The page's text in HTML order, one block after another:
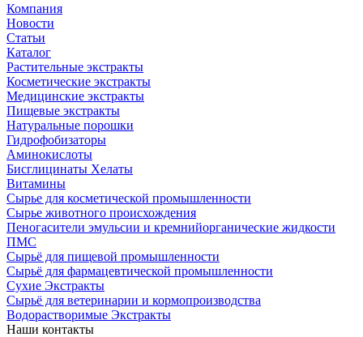
Компания
Новости
Статьи
Каталог
Растительные экстракты
Косметические экстракты
Медицинские экстракты
Пищевые экстракты
Натуральные порошки
Гидрофобизаторы
Аминокислоты
Бисглицинаты Хелаты
Витамины
Сырье для косметической промышленности
Сырье животного происхождения
Пеногасители эмульсии и кремнийорганические жидкости
ПМС
Сырьё для пищевой промышленности
Сырьё для фармацевтической промышленности
Сухие Экстракты
Сырьё для ветеринарии и кормопроизводства
Водорастворимые Экстракты
Наши контакты